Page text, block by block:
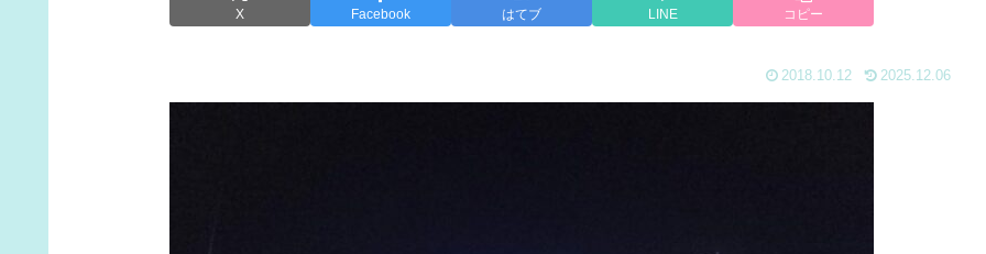
X Facebook はてブ LINE コピー
2018.10.12 2025.12.06